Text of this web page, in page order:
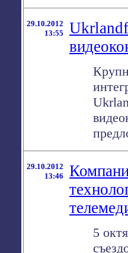
29.10.2012
13:55
29.10.2012
13:46
5